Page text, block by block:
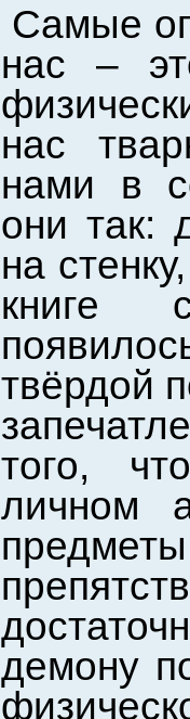
Самые
нас –
нас
нами в
они так:
на
книге
твёрдой
того,
личном
демону